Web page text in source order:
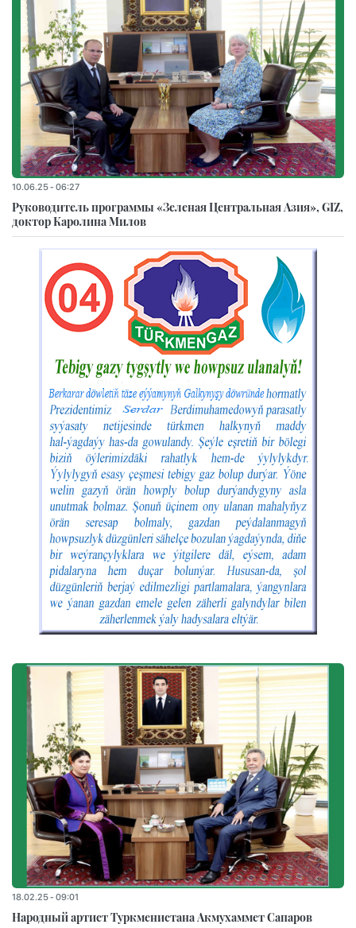
10.06.25 - 06:27
Руководитель программы «Зеленая Центральная Азия», GIZ,
доктор Каролина Милов
18.02.25 - 09:01
Народный артист Туркменистана Акмухаммет Сапаров